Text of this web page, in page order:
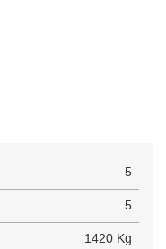
5
5
1420 Kg